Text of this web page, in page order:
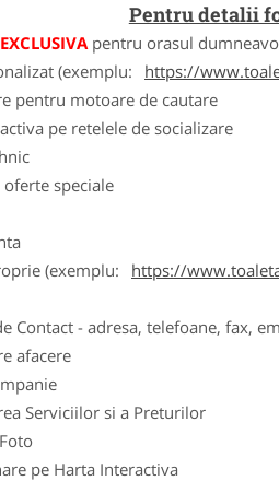
Pentru detalii
EXCLUSIVApentru orasul
(exemplu:
https://
pentru motoare de cautare
pe retelele de socializare
oferte speciale
(exemplu:
https://
Contact - adresa, telefoane, fax,
afacere
Serviciilor si a Preturilor
pe Harta Interactiva